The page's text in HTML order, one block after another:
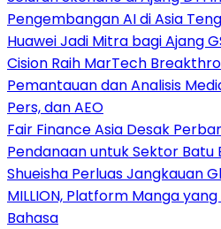
Pengembangan AI di Asia
Huawei Jadi Mitra bagi Ajang
Cision Raih MarTech
Pemantauan dan Analisis
Pers, dan AEO
Fair Finance Asia Desak
Pendanaan untuk Sektor Batu
Shueisha Perluas Jangkauan
MILLION, Platform Manga
Bahasa